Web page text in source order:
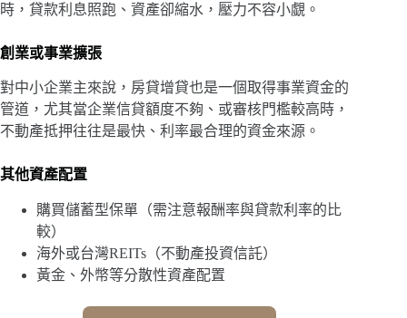
時，貸款利息照跑、資產卻縮水，壓力不容小覷。
創業或事業擴張
對中小企業主來說，房貸增貸也是一個取得事業資金的
管道，尤其當企業信貸額度不夠、或審核門檻較高時，
不動產抵押往往是最快、利率最合理的資金來源。
其他資產配置
購買儲蓄型保單（需注意報酬率與貸款利率的比
較）
海外或台灣REITs（不動產投資信託）
黃金、外幣等分散性資產配置